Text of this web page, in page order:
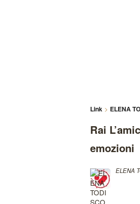
Link ELENA
Rai
emozioni
ELENA